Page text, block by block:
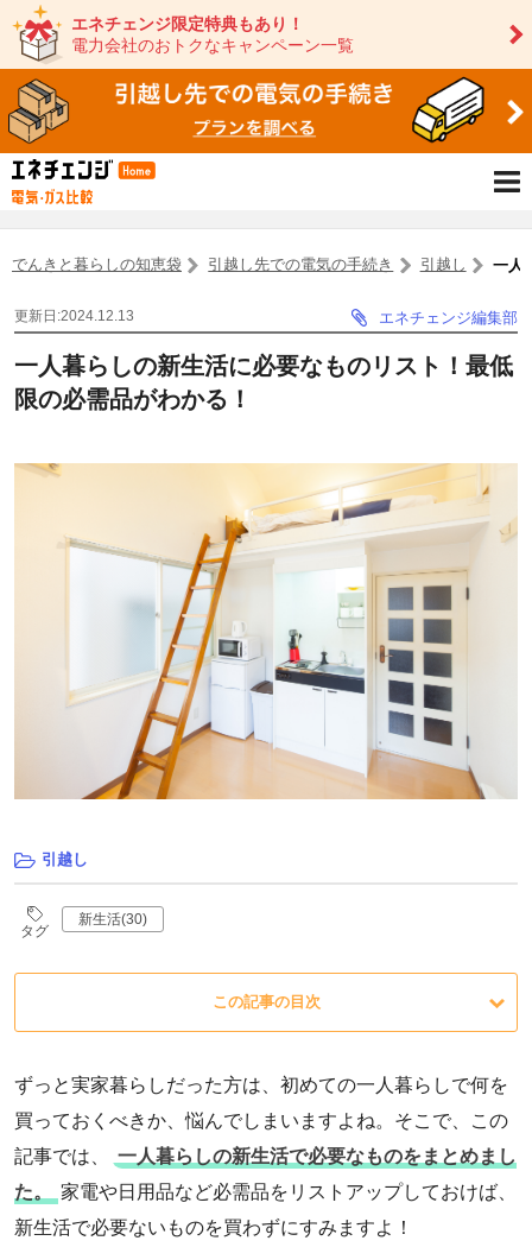
エネチェンジ限定特典もあり！
電力会社のおトクなキャンペーン一覧
でんきと暮らしの知恵袋 引越し先での電気の手続き 引越し 一人
更新日:2024.12.13 エネチェンジ編集部
一人暮らしの新生活に必要なものリスト！最低
限の必需品がわかる！
引越し
タグ
新生活(30)
この記事の目次
ずっと実家暮らしだった方は、初めての一人暮らしで何を
買っておくべきか、悩んでしまいますよね。そこで、この
記事では、
一人暮らしの新生活で必要なものをまとめまし
た。
家電や日用品など必需品をリストアップしておけば、
新生活で必要ないものを買わずにすみますよ！